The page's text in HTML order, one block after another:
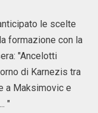
le scelte
formazione con la
"Ancelotti
di Karnezis tra
a Maksimovic e
"